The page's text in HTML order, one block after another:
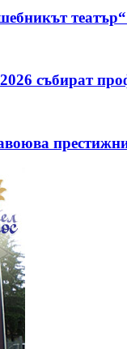
събират